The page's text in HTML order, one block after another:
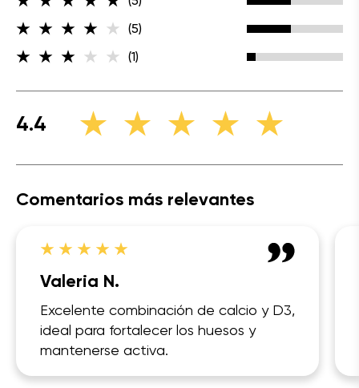
(5)
(1)
4.4
Comentarios más relevantes
Valeria N.
Excelente combinación de calcio y D3,
ideal para fortalecer los huesos y
mantenerse activa.